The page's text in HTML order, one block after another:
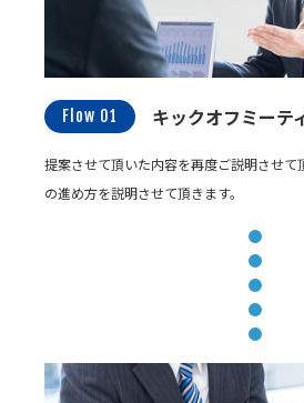
Flow 01 キックオフミーテ
提案させて頂いた内容を再度ご説明させて
の進め方を説明させて頂きます。